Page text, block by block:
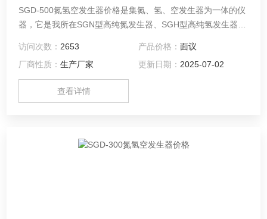
SGD-500氮氢空发生器价格是集氮、氢、空发生器为一体的仪
器，它是我所在SGN型高纯氮发生器、SGH型高纯氢发生器、
需要而开发、设计并向市场推出的一代产品。 本仪器以崭新的
结构设计，简单的工作程序，竭诚为操作者提供更加便捷、可
靠的工作条件。
访问次数： 2653 产品价格： 面议
厂商性质：生产厂家 更新日期： 2025-07-02
查看详情